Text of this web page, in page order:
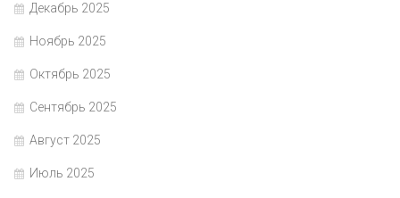
Декабрь 2025
Ноябрь 2025
Октябрь 2025
Сентябрь 2025
Август 2025
Июль 2025